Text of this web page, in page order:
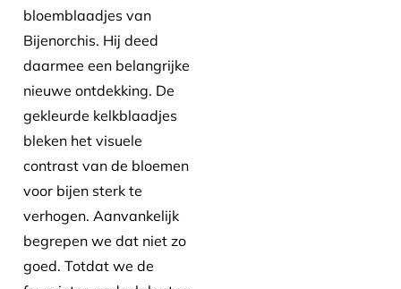
bloemblaadjes van
Bijenorchis. Hij deed
daarmee een belangrijke
nieuwe ontdekking. De
gekleurde kelkblaadjes
bleken het visuele
contrast van de bloemen
voor bijen sterk te
verhogen. Aanvankelijk
begrepen we dat niet zo
goed. Totdat we de